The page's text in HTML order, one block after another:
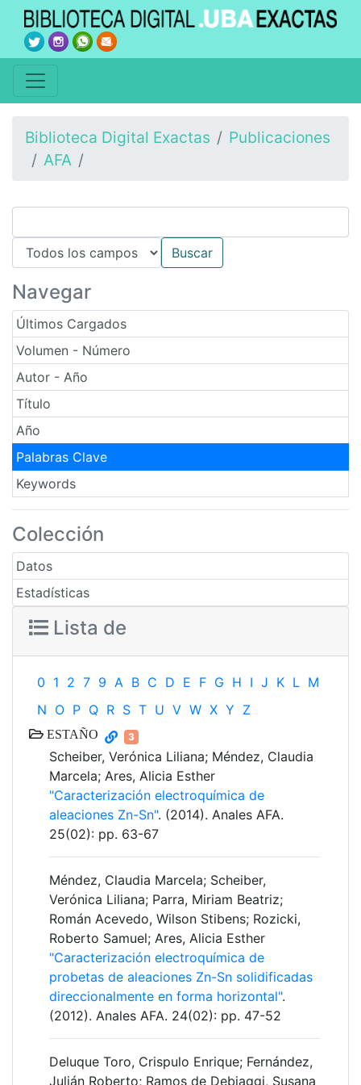
Biblioteca Digital Exactas
Publicaciones
AFA
Navegar
Últimos Cargados
Volumen - Número
Autor - Año
Título
Año
Palabras Clave
Keywords
Colección
Datos
Estadísticas
Lista de
0 1 2 7 9 A B C D E F G H I J K L M
N O P Q R S T U V W X Y Z
ESTAÑO 3
Scheiber, Verónica Liliana; Méndez, Claudia
Marcela; Ares, Alicia Esther
"Caracterización electroquímica de
aleaciones Zn-Sn". (2014). Anales AFA.
25(02): pp. 63-67
Méndez, Claudia Marcela; Scheiber,
Verónica Liliana; Parra, Miriam Beatriz;
Román Acevedo, Wilson Stibens; Rozicki,
Roberto Samuel; Ares, Alicia Esther
"Caracterización electroquímica de
probetas de aleaciones Zn-Sn solidificadas
direccionalmente en forma horizontal".
(2012). Anales AFA. 24(02): pp. 47-52
Deluque Toro, Crispulo Enrique; Fernández,
Julián Roberto; Ramos de Debiaggi, Susana